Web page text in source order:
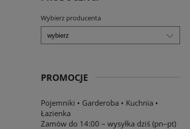
Wybierz producenta
PROMOCJE
Pojemniki • Garderoba • Kuchnia •
Łazienka
Zamów do 14:00 – wysyłka dziś (pn–pt)